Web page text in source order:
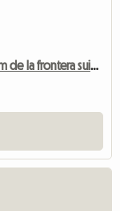
Apartamento de 43 m² en la montaña, a 10 km de la frontera suiza.